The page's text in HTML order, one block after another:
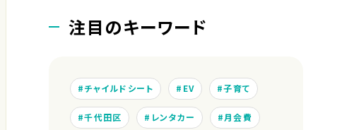
注目のキーワード
チャイルドシート EV 子育て
千代田区 レンタカー 月会費